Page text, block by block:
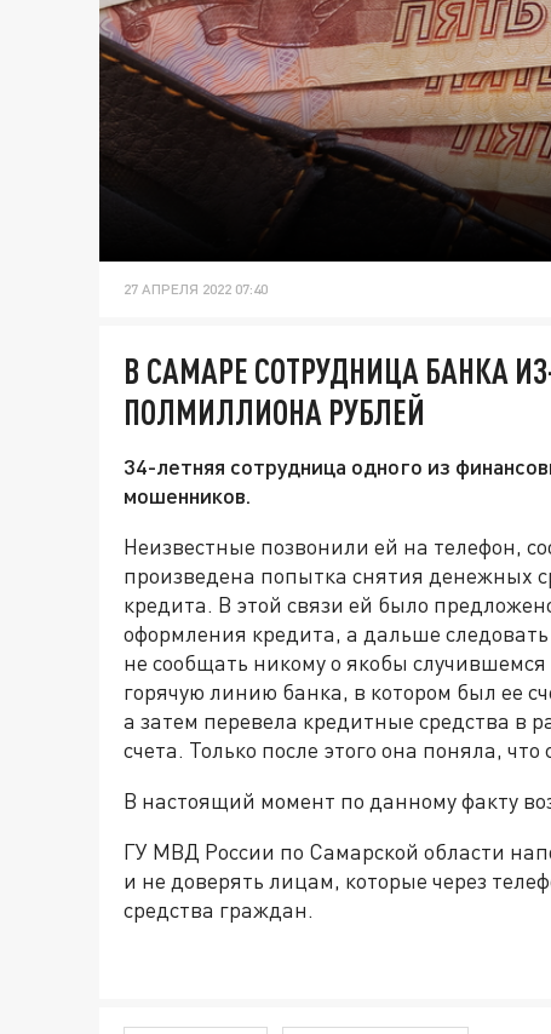
27 АПРЕЛЯ 2022 07:40
В САМАРЕ СОТРУДНИЦА БАНКА
ПОЛМИЛЛИОНА РУБЛЕЙ
34-летняя сотрудница одного из
мошенников.
Неизвестные позвонили ей на телефон,
произведена попытка снятия денежных
кредита. В этой связи ей было
оформления кредита, а дальше
не сообщать никому о якобы
горячую линию банка, в котором был ее
а затем перевела кредитные средства в
счета. Только после этого она поняла,
В настоящий момент по данному факту
ГУ МВД России по Самарской области
и не доверять лицам, которые через
средства граждан.